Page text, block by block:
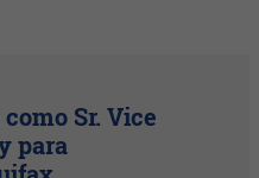
Sr. Vice
para